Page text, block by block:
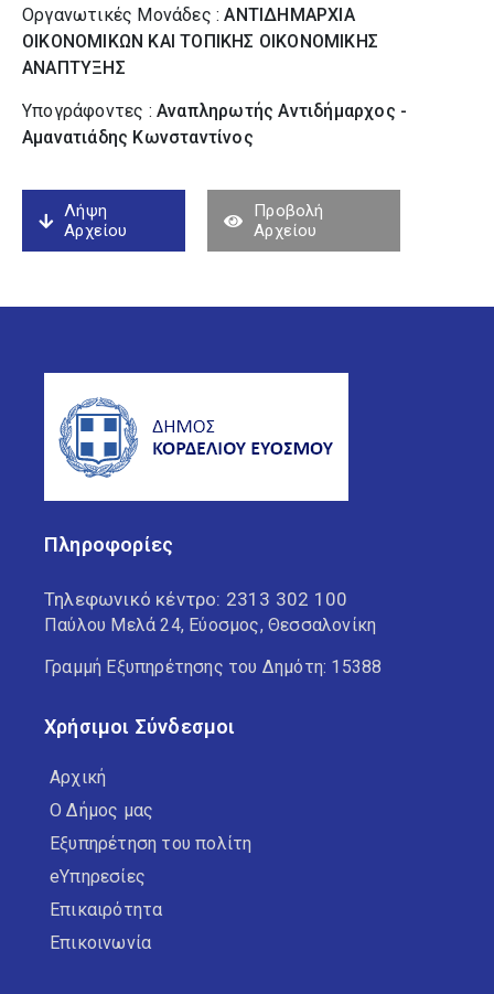
Οργανωτικές Μονάδες :ΑΝΤΙΔΗΜΑΡΧΙΑ
ΟΙΚΟΝΟΜΙΚΩΝ ΚΑΙ ΤΟΠΙΚΗΣ ΟΙΚΟΝΟΜΙΚΗΣ
ΑΝΑΠΤΥΞΗΣ
Υπογράφοντες : Αναπληρωτής Αντιδήμαρχος -
Αμανατιάδης Κωνσταντίνος
Λήψη
Αρχείου
Προβολή
Αρχείου
Πληροφορίες
Τηλεφωνικό κέντρο: 2313 302 100
Παύλου Μελά 24, Εύοσμος, Θεσσαλονίκη
Γραμμή Εξυπηρέτησης του Δημότη: 15388
Χρήσιμοι Σύνδεσμοι
Αρχική
Ο Δήμος μας
Εξυπηρέτηση του πολίτη
eΥπηρεσίες
Επικαιρότητα
Επικοινωνία